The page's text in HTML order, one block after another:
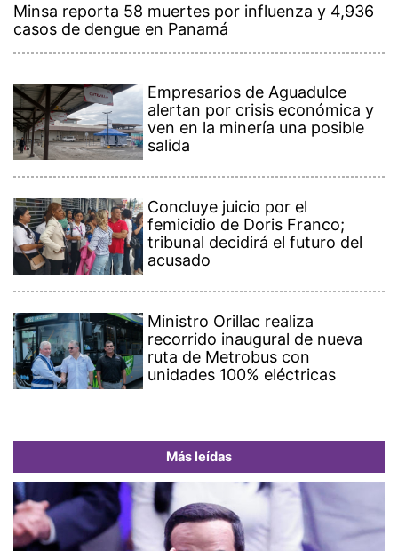
Minsa reporta 58 muertes por influenza y 4,936
casos de dengue en Panamá
Empresarios de Aguadulce
alertan por crisis económica y
ven en la minería una posible
salida
Concluye juicio por el
femicidio de Doris Franco;
tribunal decidirá el futuro del
acusado
Ministro Orillac realiza
recorrido inaugural de nueva
ruta de Metrobus con
unidades 100% eléctricas
Más leídas